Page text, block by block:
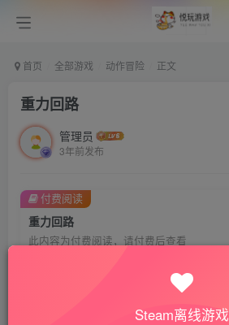
首页 全部游戏 动作冒险 正文
重力回路
管理员
3年前发布
重力回路
此内容为付费阅读，请付费后查看
0.01
免费
付费阅读
Steam离线游戏